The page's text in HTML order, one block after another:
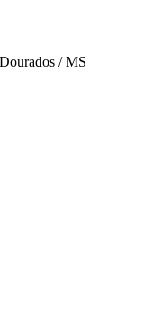
/ MS